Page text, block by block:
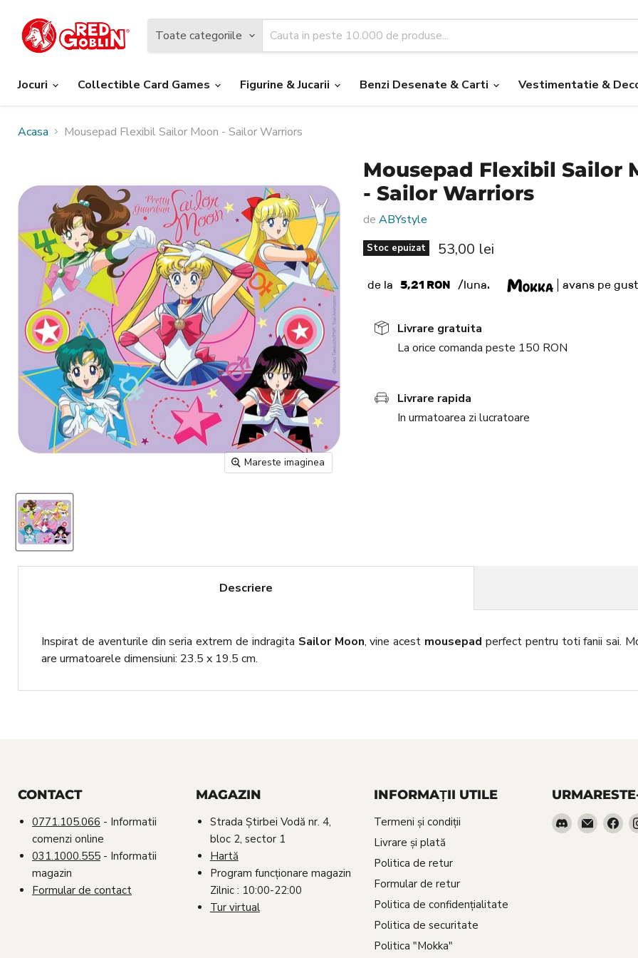
Toate categoriile
Jocuri
Collectible Card Games Figurine & Jucarii Benzi Desenate & Carti Vestimentatie &
Acasa Mousepad Flexibil Sailor Moon - Sailor Warriors
Mareste imaginea
Mousepad Flexibil Sailor
- Sailor Warriors
deABYstyle
Stoc epuizat Pret nou
53,00 lei
de la 5,21 RON /luna. avans pe
Livrare gratuita
La orice comanda peste 150 RON
Livrare rapida
In urmatoarea zi lucratoare
Descriere
Inspirat de aventurile din seria extrem de indragita Sailor Moon, vine acest mousepad perfect pentru toti fanii sai.
are urmatoarele dimensiuni: 23.5 x 19.5 cm.
CONTACT
0771.105.066 - Informatii
comenzi online
031.1000.555 - Informatii
magazin
Formular de contact
MAGAZIN
Strada Știrbei Vodă nr. 4,
bloc 2, sector 1
Hartă
Program funcționare magazin
Zilnic : 10:00-22:00
Tur virtual
INFORMAȚII UTILE
Termeni și condiții
Livrare şi plată
Politica de retur
Formular de retur
Politica de confidenţialitate
Politica de securitate
Politica "Mokka"
Gasiti-Email